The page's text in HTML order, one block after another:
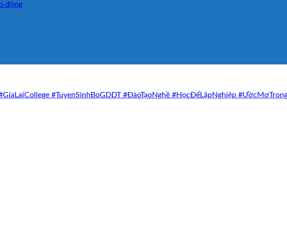
động
#TuyenSinhBoGDDT #ĐàoTạoNghề #HọcĐểLậpNghiệp